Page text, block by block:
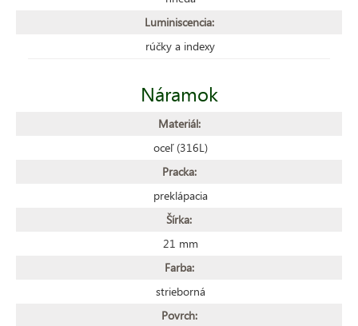
Luminiscencia:
rúčky a indexy
Náramok
Materiál:
oceľ (316L)
Pracka:
preklápacia
Šírka:
21 mm
Farba:
strieborná
Povrch: